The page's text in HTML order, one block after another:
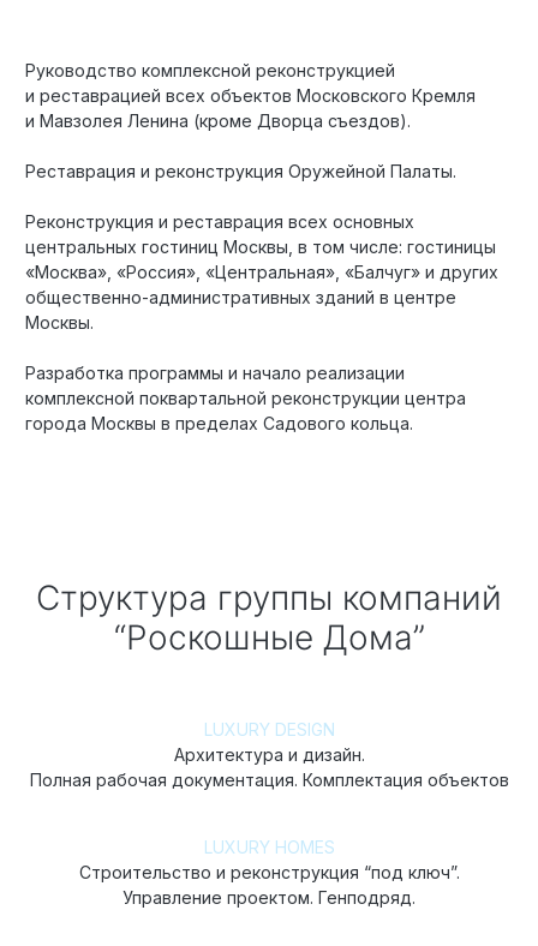
Руководство комплексной реконструкцией
и реставрацией всех объектов Московского Кремля
и Мавзолея Ленина (кроме Дворца съездов).
Реставрация и реконструкция Оружейной Палаты.
Реконструкция и реставрация всех основных
центральных гостиниц Москвы, в том числе: гостиницы
«Москва», «Россия», «Центральная», «Балчуг» и других
общественно-административных зданий в центре
Москвы.
Разработка программы и начало реализации
комплексной поквартальной реконструкции центра
города Москвы в пределах Садового кольца.
Структура группы компаний
“Роскошные Дома”
LUXURY DESIGN
Архитектура и дизайн.
Полная рабочая документация. Комплектация объектов
LUXURY HOMES
Строительство и реконструкция “под ключ”.
Управление проектом. Генподряд.